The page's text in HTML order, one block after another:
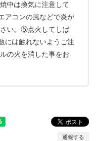
中は換気に注意して
アコンの風などで炎が
い。⑤点火してしば
には触れないようご注
の火を消した事をお
通報する